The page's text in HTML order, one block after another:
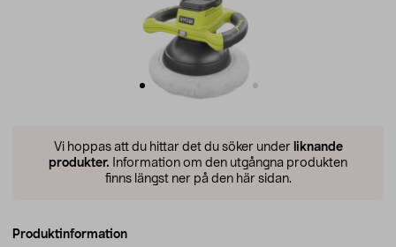
Vi hoppas att du hittar det du söker under liknande
produkter. Information om den utgångna produkten
finns längst ner på den här sidan.
Produktinformation